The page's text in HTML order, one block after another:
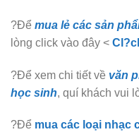
?Để mua lẻ các sản
lòng click vào đây <
?Để xem chi tiết về văn
học sinh, quí khách vui
?Để mua các loại nhạc